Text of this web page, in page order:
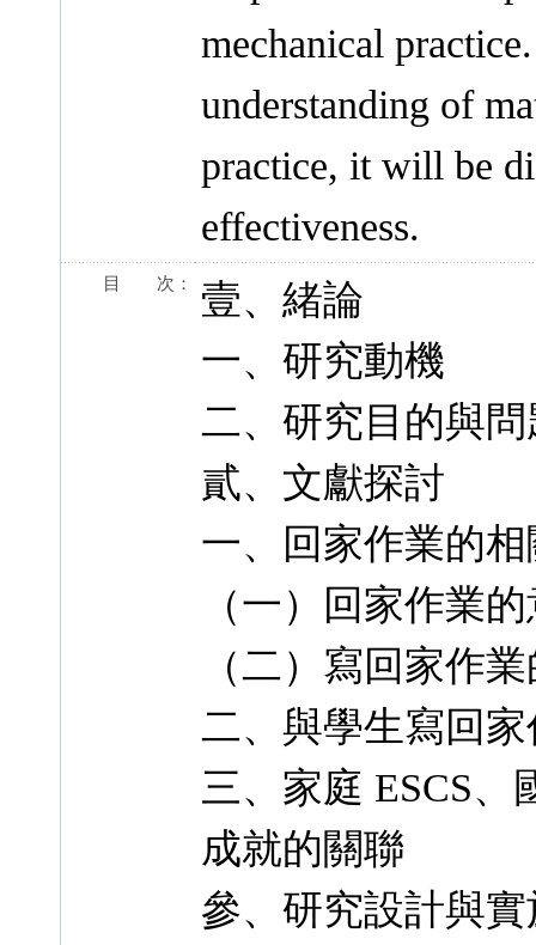
mechanical
understanding of
practice, it will be
effectiveness.
目 次：
壹、緒論
一、研究動機
二、研究目的與問
貳、文獻探討
一、回家作業的
（一）回家作業
（二）寫回家作
二、與學生寫回
三、家庭 ESCS
成就的關聯
參、研究設計與實